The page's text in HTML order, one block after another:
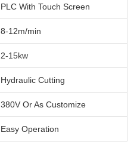
PLC With Touch Screen
8-12m/min
2-15kw
Hydraulic Cutting
380V Or As Customize
Easy Operation